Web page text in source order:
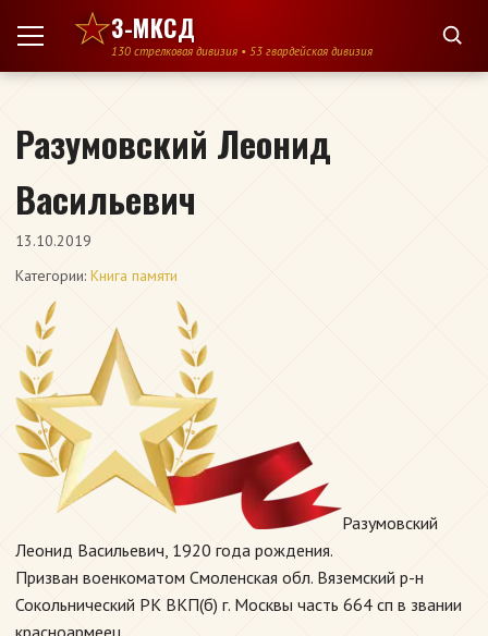
Перейти к содержимому
3-МКСД
130 стрелковая дивизия • 53 гвардейская дивизия
Разумовский Леонид
Васильевич
13.10.2019
Категории: Книга памяти
Разумовский
Леонид Васильевич, 1920 года рождения.
Призван военкоматом Смоленская обл. Вяземский р-н
Сокольнический РК ВКП(б) г. Москвы часть 664 сп в звании
красноармеец.